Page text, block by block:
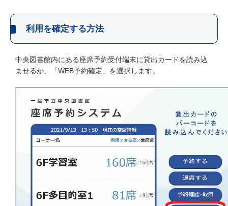
利用を確定する方法
中央図書館内にある座席予約受付端末に貸出カードを読み込
ませるか、「WEB予約確定」を選択します。